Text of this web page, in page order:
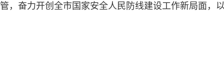
管，奋力开创全市国家安全人民防线建设工作新局面，